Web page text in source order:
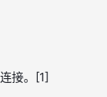
接。[1]